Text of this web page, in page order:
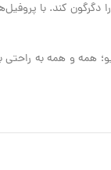
کند. با
همه و همه به